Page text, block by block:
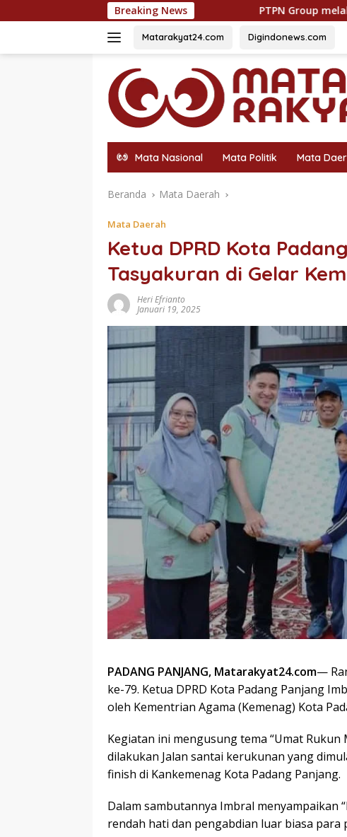
ke
Breaking News
PTPN Group melalui PTPN IV Regional VII
Matarakyat24.com Digindonews.com
Mata Nasional Mata Politik Mata
Beranda Mata Daerah
Mata Daerah
Ketua DPRD Kota
Tasyakuran di Gelar
Heri Efrianto
Januari 19, 2025
PADANG PANJANG, Matarakyat24.com—
ke-79. Ketua DPRD Kota Padang Panjang
oleh Kementrian Agama (Kemenag) Kota
Kegiatan ini mengusung tema “Umat Rukun
dilakukan Jalan santai kerukunan yang
finish di Kankemenag Kota Padang Panjang.
Dalam sambutannya Imbral menyampaikan
rendah hati dan pengabdian luar biasa para